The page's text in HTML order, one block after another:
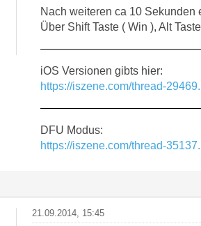
Nach weiteren ca 10 Sekunden
Über Shift Taste ( Win ), Alt
iOS Versionen gibts hier:
https://iszene.com/thread-
DFU Modus:
https://iszene.com/thread-
21.09.2014, 15:45